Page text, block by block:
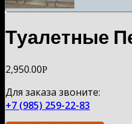
Туалетные
2,950.00Р
Для заказа звоните:
+7 (985) 259-22-83